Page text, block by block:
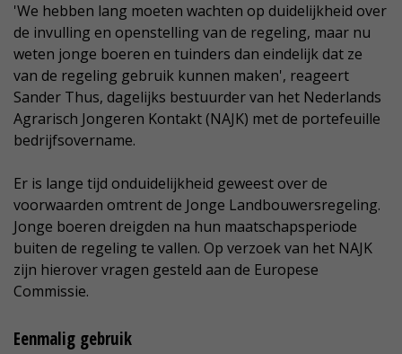
'We hebben lang moeten wachten op duidelijkheid over
de invulling en openstelling van de regeling, maar nu
weten jonge boeren en tuinders dan eindelijk dat ze
van de regeling gebruik kunnen maken', reageert
Sander Thus, dagelijks bestuurder van het Nederlands
Agrarisch Jongeren Kontakt (NAJK) met de portefeuille
bedrijfsovername.
Er is lange tijd onduidelijkheid geweest over de
voorwaarden omtrent de Jonge Landbouwersregeling.
Jonge boeren dreigden na hun maatschapsperiode
buiten de regeling te vallen. Op verzoek van het NAJK
zijn hierover vragen gesteld aan de Europese
Commissie.
Eenmalig gebruik